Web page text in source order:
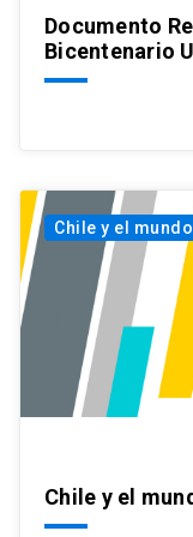
Documento
Bicentenario
Chile y el mundo
Chile y el